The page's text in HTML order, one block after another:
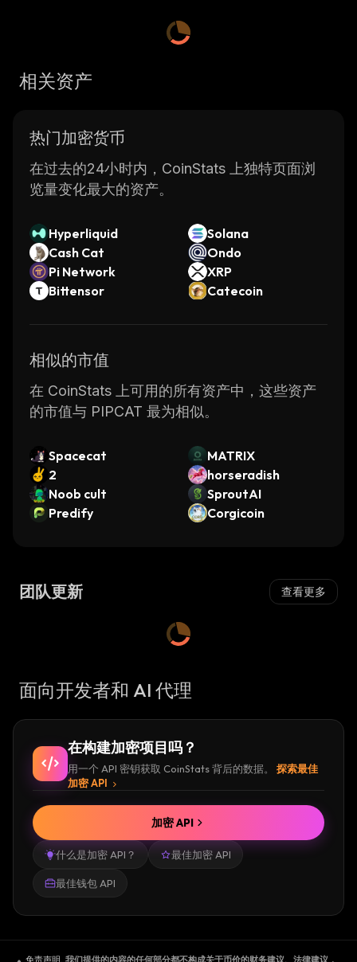
相关资产
热门加密货币
在过去的24小时内，CoinStats 上独特页面浏
览量变化最大的资产。
Hyperliquid
Solana
Cash Cat
Ondo
Pi Network
XRP
Bittensor
Catecoin
相似的市值
在 CoinStats 上可用的所有资产中，这些资产
的市值与 PIPCAT 最为相似。
Spacecat
MATRIX
2
horseradish
Noob cult
SproutAI
Predify
Corgicoin
团队更新 查看更多
面向开发者和 AI 代理
在构建加密项目吗？
用一个 API 密钥获取 CoinStats 背后的数据。
探索最佳
加密 API
什么是加密 API？ 最佳加密 API
最佳钱包 API
加密 API
免责声明. 我们提供的内容的任何部分都不构成关于币价的财务建议、法律建议，